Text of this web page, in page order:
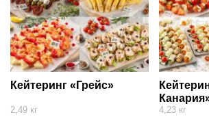
Кейтеринг «Грейс»
2,49 кг 4,23 кг